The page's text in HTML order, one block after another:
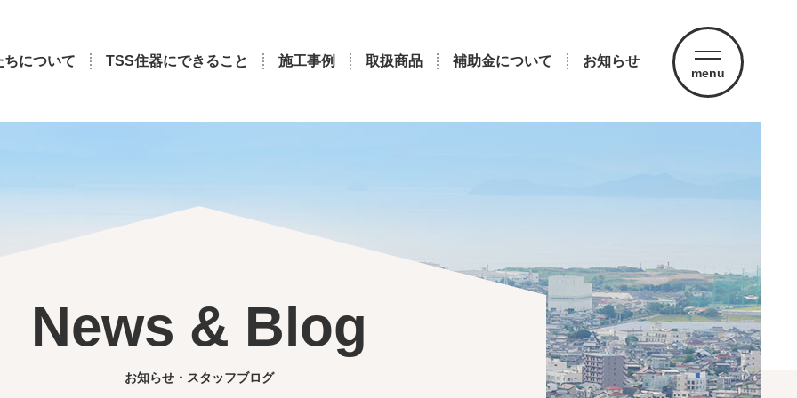
ちについて TSS住器にできること 施工事例 取扱商品 補助金について お知らせ
menu
News & Blog
お知らせ・スタッフブログ